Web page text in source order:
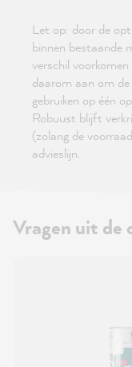
Let op: door de
binnen bestaande
verschil
daarom aan om
gebruiken op één
Robuust blijft
(zolang de
advieslijn.
Vragen uit de